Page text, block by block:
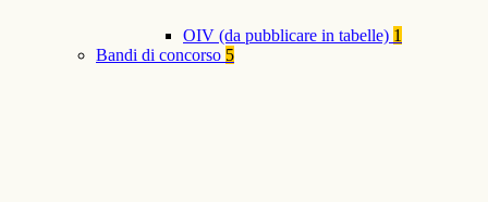
OIV (da pubblicare in tabelle) 1
Bandi di concorso 5